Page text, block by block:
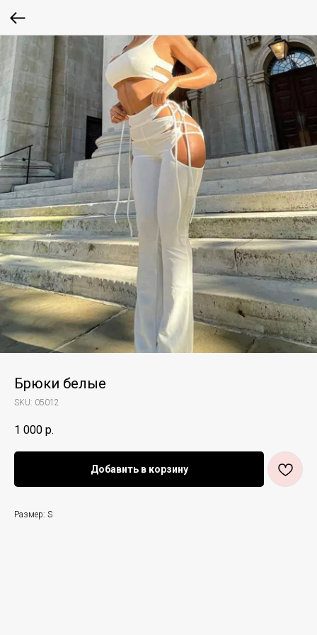
Брюки белые
SKU: 05012
1 000 р.
Добавить в корзину
Размер: S